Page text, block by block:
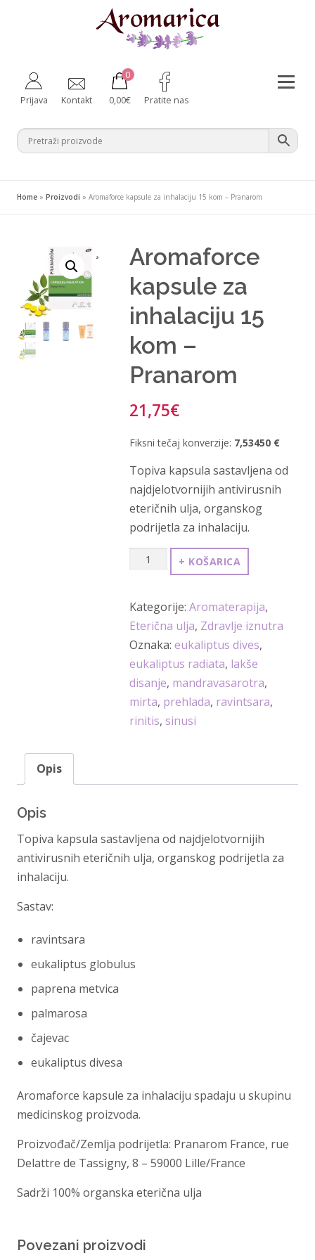
Prijava Kontakt
0
0,00€ Pratite nas
Ambalaža
Home» Proizvodi » Aromaforce kapsule za inhalaciju 15 kom – Pranarom
¸
Aromaforce
kapsule za
inhalaciju 15
kom –
Pranarom
21,75€
Fiksni tečaj konverzije: 7,53450 €
Topiva kapsula sastavljena od
najdjelotvornijih antivirusnih
eteričnih ulja, organskog
podrijetla za inhalaciju.
Aromaforce
inhalaciju
15
kom
-
Pranarom
količina
+ KOŠARICA
Kategorije: Aromaterapija,
Eterična ulja, Zdravlje iznutra
Oznaka: eukaliptus dives,
eukaliptus radiata, lakše
disanje, mandravasarotra,
mirta, prehlada, ravintsara,
rinitis, sinusi
Opis
Opis
Topiva kapsula sastavljena od najdjelotvornijih
antivirusnih eteričnih ulja, organskog podrijetla za
inhalaciju.
Sastav:
ravintsara
eukaliptus globulus
paprena metvica
palmarosa
čajevac
eukaliptus divesa
Aromaforce kapsule za inhalaciju spadaju u skupinu
medicinskog proizvoda.
Proizvođač/Zemlja podrijetla: Pranarom France, rue
Delattre de Tassigny, 8 – 59000 Lille/France
Sadrži 100% organska eterična ulja
Povezani proizvodi